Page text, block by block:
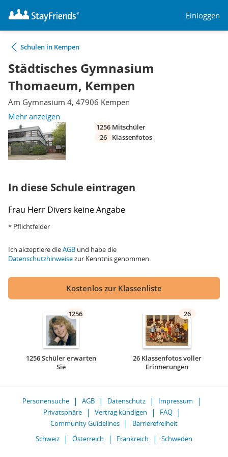
Einloggen
Schulen in Kempen
Städtisches Gymnasium
Thomaeum, Kempen
Am Gymnasium 4, 47906 Kempen
Mehr anzeigen
1256 Mitschüler
26
Klassenfotos
In diese Schule eintragen
Frau Herr Divers keine Angabe
* Pflichtfelder
Ich akzeptiere dieAGB und habe die
Datenschutzhinweisezur Kenntnis genommen.
Kostenlos zur Klassenliste
1256
1256 Schüler erwarten
Sie
26
26 Klassenfotos voller
Erinnerungen
Personensuche AGB Datenschutz
Impressum
Privatsphäre
Vertrag kündigen
FAQ
Community Guidelines
Barrierefreiheit
Schweiz
Österreich Frankreich Schweden